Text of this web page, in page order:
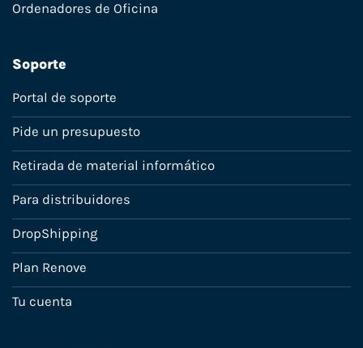
Ordenadores de Oficina
Soporte
Portal de soporte
Pide un presupuesto
Retirada de material informático
Para distribuidores
DropShipping
Plan Renove
Tu cuenta